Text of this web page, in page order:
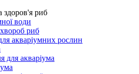
здоров'я риб
води
риб
акваріумних рослин
для акваріума